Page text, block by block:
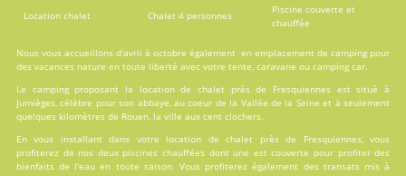
Location chalet Chalet 4 personnes
Piscine couverte et
chauffée
Nous vous accueillons d'avril à octobre également en emplacement de camping pour
des vacances nature en toute liberté avec votre tente, caravane ou camping car.
Le camping proposant la location de chalet près de Fresquiennes est situé à
Jumièges, célèbre pour son abbaye, au coeur de la Vallée de la Seine et à seulement
quelques kilomètres de Rouen, la ville aux cent clochers.
En vous installant dans votre location de chalet près de Fresquiennes, vous
profiterez de nos deux piscines chauffées dont une est couverte pour profiter des
bienfaits de l'eau en toute saison. Vous profiterez également des transats mis à